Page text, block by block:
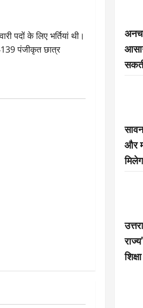
पदों के लिए भर्तियां थी।
पंजीकृत छात्र
और